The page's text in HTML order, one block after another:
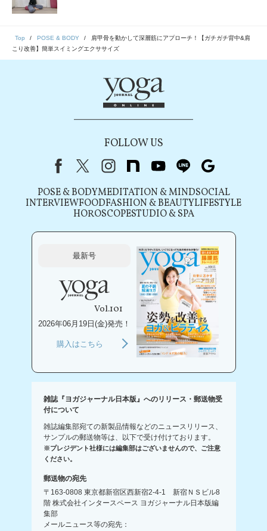
Top POSE & BODY
肩甲骨を動かして深層筋にアプローチ！【ガチガチ背中&肩
こり改善】簡単スイミングエクササイズ
FOLLOW US
FacebookX（旧Twitter）
instagram
note youtubeline
POSE & BODYMEDITATION & MINDSOCIAL
INTERVIEWFOODFASHION & BEAUTYLIFESTYLE
HOROSCOPESTUDIO & SPA
最新号
Vol.101
2026年06月19日(金)発売！
購入はこちら
雑誌『ヨガジャーナル日本版』へのリリース・郵送物受
付について
雑誌編集部宛ての新製品情報などのニュースリリース、
サンプルの郵送物等は、以下で受け付けております。
※プレジデント社様には編集部はございませんので、ご注意
ください。
郵送物の宛先
〒163-0808 東京都新宿区西新宿2-4-1 新宿ＮＳビル8
階 株式会社インタースペース ヨガジャーナル日本版編
集部
メールニュース等の宛先：